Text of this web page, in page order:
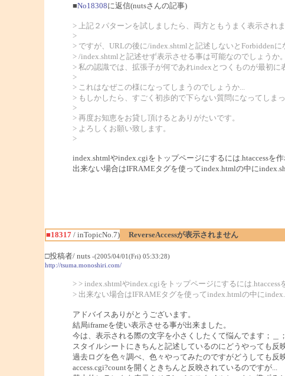
■No18308に返信(nutsさんの記事)
> 上記２パターンを試しましたら、両方ともうまく表示されま
>
> ですが、URLの後に/index.shtmlと記述しないとForbiddenに
> /index.shtmlと記述せず表示させる事は可能なのでしょうか。
> 私の認識では、拡張子が何であれindexとつくものが最初に
>
> これはなぜこの様になってしまうのでしょうか...
> もしかしたら、すごく初歩的で下らない質問になってしま
>
> 再度お知恵をお貸し頂けるとありがたいです。
> よろしくお願い致します。
>
index.shtmlやindex.cgiをトップページにするには.htaccessを
出来ない場合はIFRAMEタグを使ってindex.htmlの中に
■18317/ inTopicNo.7)
ReverseAccessが表示されません
□投稿者/ nuts -(2005/04/01(Fri) 05:33:28)
http://tsuma.monoshiri.com/
> > index.shtmlやindex.cgiをトップページにするには
> 出来ない場合はIFRAMEタグを使ってindex.htmlの中に
アドバイスありがとうございます。
結局iframeを使い表示させる事が出来ました。
今は、表示される際の文字を小さくしたくて悩んでます；＿；
スタイルシートにきちんと記述しているのにどうやっても反
過去ログを色々調べ、色々やってみたのですがどうしても反
access.cgi?countを開くときちんと反映されているのですが...